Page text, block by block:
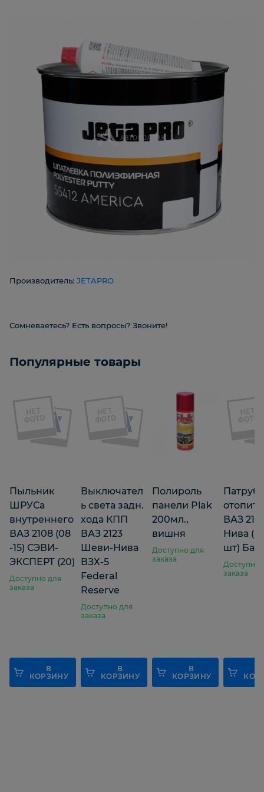
Производитель: JETAPRO
Сомневаетесь? Есть вопросы? Звоните!
Популярные товары
Пыльник
ШРУСа
внутреннего
ВАЗ 2108 (08
-15) СЭВИ-
ЭКСПЕРТ (20)
Доступно для
заказа
В
КОРЗИНУ
Выключател
ь света задн.
хода КПП
ВАЗ 2123
Шеви-Нива
ВЗХ-5
Federal
Reserve
Доступно для
заказа
В
КОРЗИНУ
Полироль
панели Plak
200мл.,
вишня
Доступно для
заказа
В
КОРЗИНУ
ВАЗ 2121
Нива (к/
шт)
Доступно
заказа